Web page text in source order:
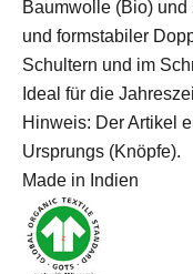
Baumwolle (Bio)
und formstabiler
Schultern und im
Ideal für die
Hinweis: Der Artikel
Ursprungs (Knöpfe).
Made in Indien